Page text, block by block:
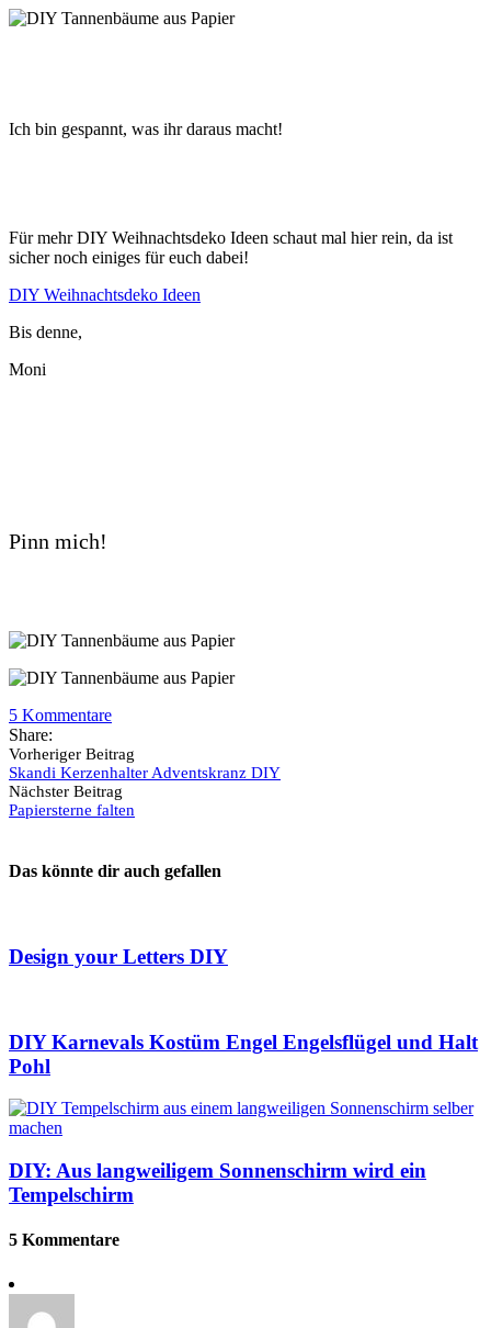
Ich bin gespannt, was ihr daraus macht!
Für mehr DIY Weihnachtsdeko Ideen schaut mal hier rein, da ist
sicher noch einiges für euch dabei!
DIY Weihnachtsdeko Ideen
Bis denne,
Moni
Pinn mich!
5 Kommentare
Share:
Vorheriger Beitrag
Skandi Kerzenhalter Adventskranz DIY
Nächster Beitrag
Papiersterne falten
Das könnte dir auch gefallen
Design your Letters DIY
DIY Karnevals Kostüm Engel Engelsflügel und Halt
Pohl
DIY: Aus langweiligem Sonnenschirm wird ein
Tempelschirm
5 Kommentare